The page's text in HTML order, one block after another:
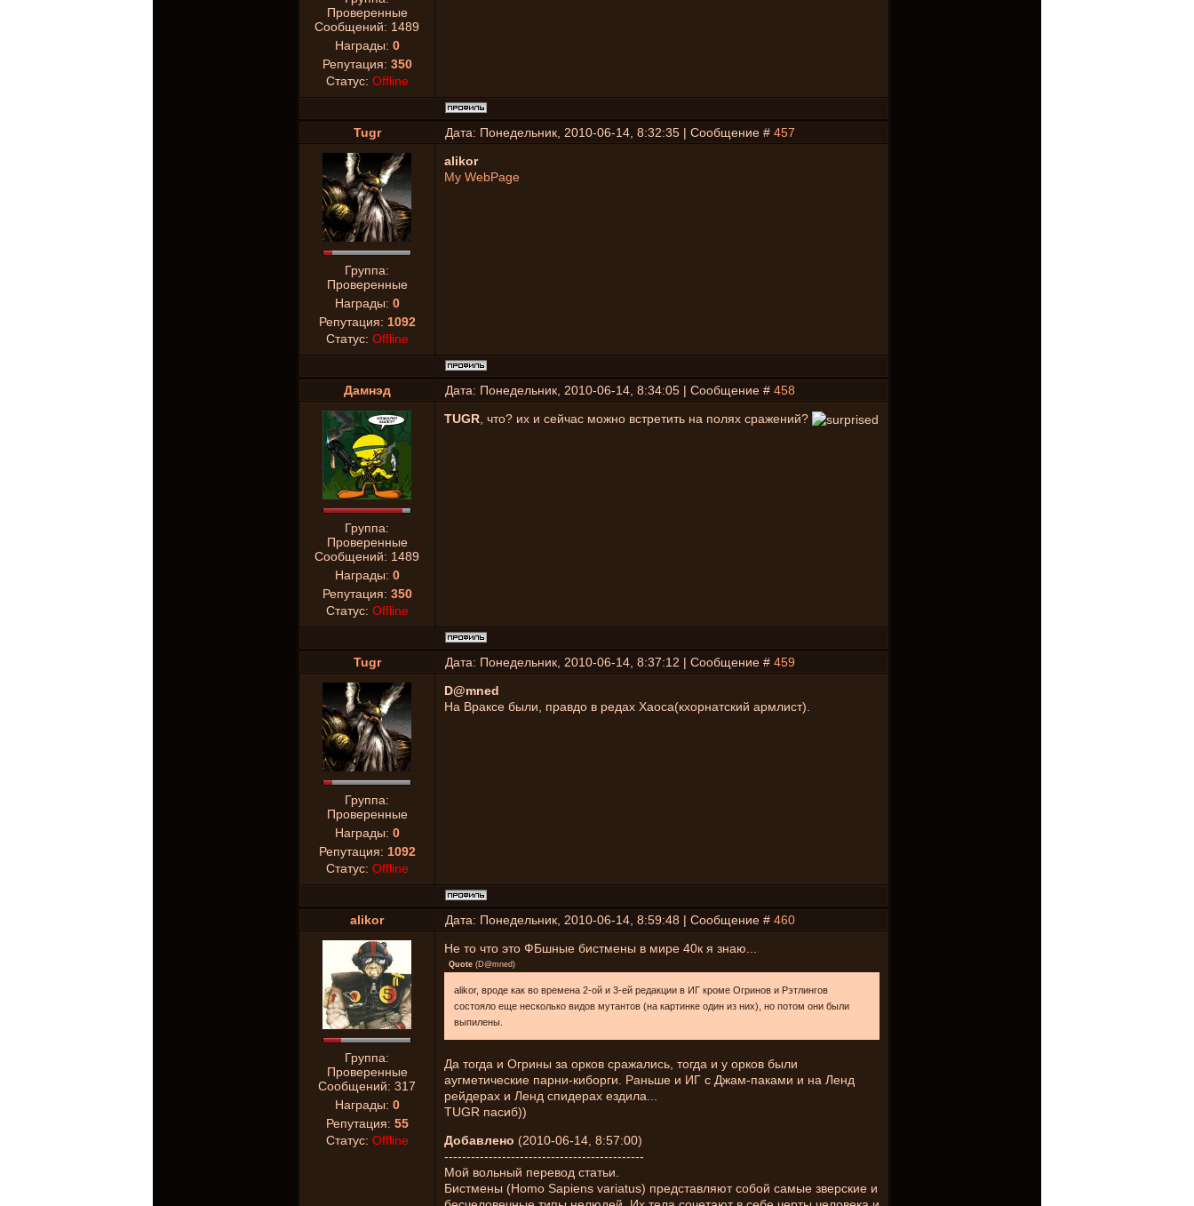
Проверенные
Сообщений: 1489
Награды: 0
Репутация: 350
Статус: Offline
Tugr Дата: Понедельник, 2010-06-14, 8:32:35 | Сообщение # 457
Группа:
Проверенные
Награды: 0
Репутация: 1092
Статус: Offline
alikor
My WebPage
Дамнэд Дата: Понедельник, 2010-06-14, 8:34:05 | Сообщение # 458
Группа:
Проверенные
Сообщений: 1489
Награды: 0
Репутация: 350
Статус: Offline
TUGR , что? их и сейчас можно встретить на полях сражений?
Tugr Дата: Понедельник, 2010-06-14, 8:37:12 | Сообщение # 459
Группа:
Проверенные
Награды: 0
Репутация: 1092
Статус: Offline
D@mned
На Враксе были, правдо в редах Хаоса(кхорнатский армлист).
alikor Дата: Понедельник, 2010-06-14, 8:59:48 | Сообщение # 460
Группа:
Проверенные
Сообщений: 317
Награды: 0
Репутация: 55
Статус: Offline
Не то что это ФБшные бистмены в мире 40к я знаю...
Quote (D@mned)
alikor, вроде как во времена 2-ой и 3-ей редакции в ИГ кроме Огринов и Рэтлингов
состояло еще несколько видов мутантов (на картинке один из них), но потом они были
выпилены.
Да тогда и Огрины за орков сражались, тогда и у орков были
аугметические парни-киборги. Раньше и ИГ с Джам-паками и на Ленд
рейдерах и Ленд спидерах ездила...
TUGR пасиб))
Добавлено (2010-06-14, 8:57:00)
---------------------------------------------
Мой вольный перевод статьи.
Бистмены (Homo Sapiens variatus) представляют собой самые зверские и